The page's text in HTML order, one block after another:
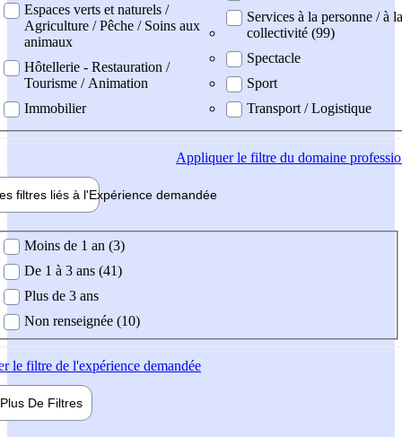
Espaces verts et naturels /
Agriculture / Pêche / Soins aux
animaux
Hôtellerie - Restauration /
Tourisme / Animation
Immobilier
Services à la personne / à la
collectivité (99)
Spectacle
Sport
Transport / Logistique
Appliquerle filtre du domaine
filtres liés à l'Expérience demandée
demandée
Moins de 1 an (3)
De 1 à 3 ans (41)
Plus de 3 ans
Non renseignée (10)
le filtre de l'expérience demandée
Plus De Filtres